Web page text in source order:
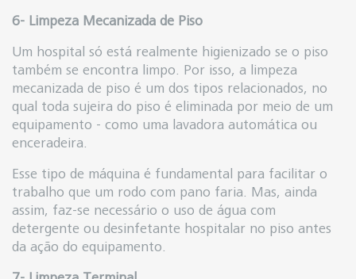
6- Limpeza Mecanizada de Piso
Um hospital só está realmente higienizado se o piso
também se encontra limpo. Por isso, a limpeza
mecanizada de piso é um dos tipos relacionados, no
qual toda sujeira do piso é eliminada por meio de um
equipamento - como uma lavadora automática ou
enceradeira.
Esse tipo de máquina é fundamental para facilitar o
trabalho que um rodo com pano faria. Mas, ainda
assim, faz-se necessário o uso de água com
detergente ou desinfetante hospitalar no piso antes
da ação do equipamento.